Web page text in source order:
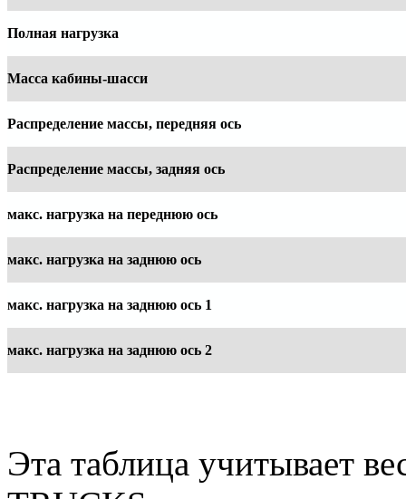
Полная нагрузка
Масса кабины-шасси
Распределение массы, передняя ось
Распределение массы, задняя ось
макс. нагрузка на переднюю ось
макс. нагрузка на заднюю ось
макс. нагрузка на заднюю ось 1
макс. нагрузка на заднюю ось 2
Эта таблица учитывает